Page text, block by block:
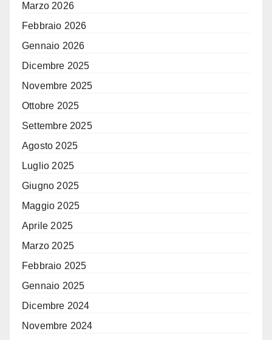
Marzo 2026
Febbraio 2026
Gennaio 2026
Dicembre 2025
Novembre 2025
Ottobre 2025
Settembre 2025
Agosto 2025
Luglio 2025
Giugno 2025
Maggio 2025
Aprile 2025
Marzo 2025
Febbraio 2025
Gennaio 2025
Dicembre 2024
Novembre 2024